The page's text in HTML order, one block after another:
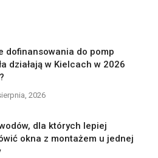
dofinansowania do pomp
działają w Kielcach w 2026
2026
dla których lepiej
okna z montażem u jednej